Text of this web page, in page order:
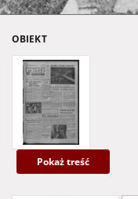
OBIEKT
Pokaż treść